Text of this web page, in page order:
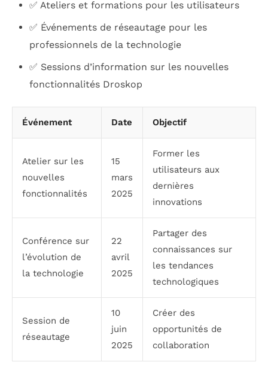
✅ Ateliers et formations pour les utilisateurs
✅ Événements de réseautage pour les
professionnels de la technologie
✅ Sessions d’information sur les nouvelles
fonctionnalités Droskop
Événement Date Objectif
Atelier sur les
nouvelles
fonctionnalités
15
mars
2025
Former les
utilisateurs aux
dernières
innovations
Conférence sur
l’évolution de
la technologie
22
avril
2025
Partager des
connaissances sur
les tendances
technologiques
Session de
réseautage
10
juin
2025
Créer des
opportunités de
collaboration